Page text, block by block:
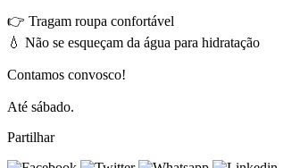
👉 Tragam roupa confortável
💧 Não se esqueçam da água para hidratação
Contamos convosco!
Até sábado.
Partilhar